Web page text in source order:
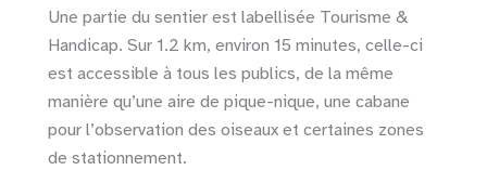
Une partie du sentier est labellisée Tourisme &
Handicap. Sur 1.2 km, environ 15 minutes, celle-ci
est accessible à tous les publics, de la même
manière qu’une aire de pique-nique, une cabane
pour l’observation des oiseaux et certaines zones
de stationnement.